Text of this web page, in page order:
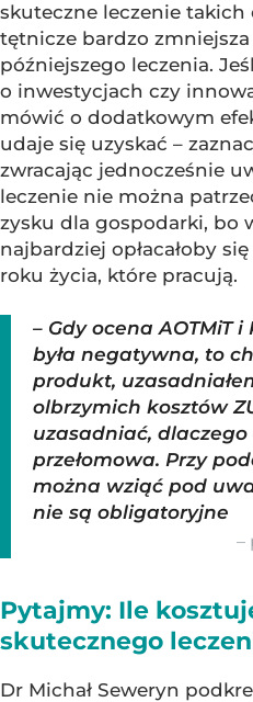
skuteczne leczenie
tętnicze bardzo
późniejszego leczenia.
o inwestycjach czy
mówić o dodatkowym
udaje się uzyskać –
zwracając jednocześnie
leczenie nie można
zysku dla gospodarki, bo
najbardziej opłacałoby
roku życia, które pracują.
– Gdy ocena AOTMiT
była negatywna, to
produkt,
olbrzymich kosztów
uzasadniać,
przełomowa. Przy
można wziąć pod
nie są obligatoryjne
–
Pytajmy: Ile
skutecznego
Dr Michał Seweryn